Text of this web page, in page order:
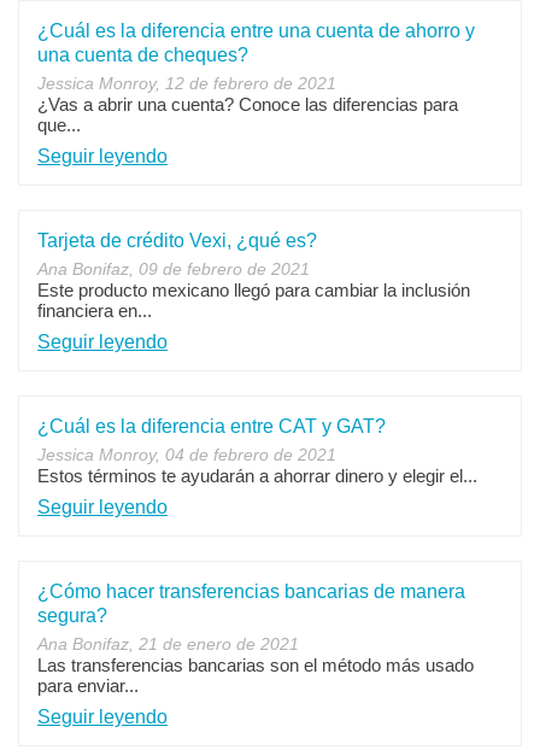
¿Cuál es la diferencia entre una cuenta de ahorro y
una cuenta de cheques?
Jessica Monroy, 12 de febrero de 2021
¿Vas a abrir una cuenta? Conoce las diferencias para
que...
Seguir leyendo
Tarjeta de crédito Vexi, ¿qué es?
Ana Bonifaz, 09 de febrero de 2021
Este producto mexicano llegó para cambiar la inclusión
financiera en...
Seguir leyendo
¿Cuál es la diferencia entre CAT y GAT?
Jessica Monroy, 04 de febrero de 2021
Estos términos te ayudarán a ahorrar dinero y elegir el...
Seguir leyendo
¿Cómo hacer transferencias bancarias de manera
segura?
Ana Bonifaz, 21 de enero de 2021
Las transferencias bancarias son el método más usado
para enviar...
Seguir leyendo